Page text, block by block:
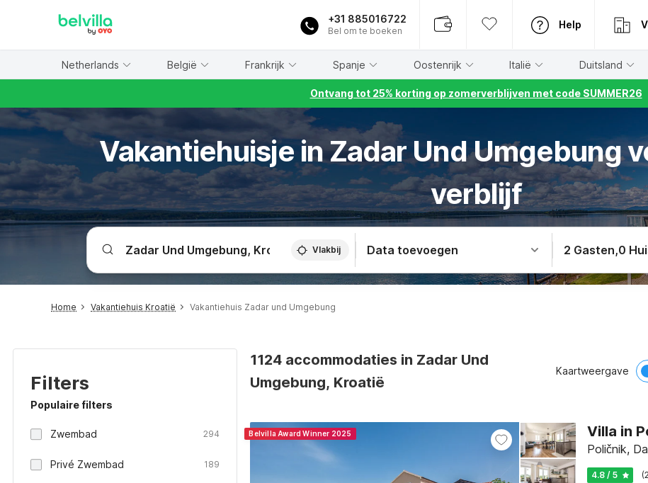
+31 885016722
Bel om te boeken
Help
Netherlands België Frankrijk Spanje Oostenrijk Italië Duitsland
Ontvang tot 25% korting op zomerverblijven met code SUMMER26
Vakantiehuisje in Zadar Und Umgebung
verblijf
Vlakbij Data toevoegen 2 Gasten,0
Home Vakantiehuis Kroatië Vakantiehuis Zadar und Umgebung
Filters
Populaire filters
Zwembad 294
Privé Zwembad 189
1124 accommodaties in Zadar Und
Umgebung, Kroatië
Kaartweergave
Belvilla Award Winner 2025 Villa in
Poličnik,
4.8 / 5